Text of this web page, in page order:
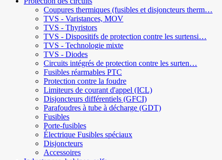
Coupures thermiques (fusibles et disjoncteurs therm…
TVS - Varistances, MOV
TVS - Thyristors
TVS - Dispositifs de protection contre les surtensi…
TVS - Technologie mixte
TVS - Diodes
Circuits intégrés de protection contre les surten…
Fusibles réarmables PTC
Protection contre la foudre
Limiteurs de courant d'appel (ICL)
Disjoncteurs différentiels (GFCI)
Parafoudres à tube à décharge (GDT)
Fusibles
Porte-fusibles
Électrique Fusibles spéciaux
Disjoncteurs
Accessoires